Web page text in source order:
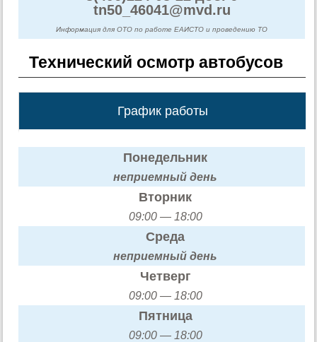
tn50_46041@mvd.ru
Информация для ОТО по работе ЕАИСТО и проведению ТО
Технический осмотр автобусов
График работы
Понедельник
неприемный день
Вторник
09:00 — 18:00
Среда
неприемный день
Четверг
09:00 — 18:00
Пятница
09:00 — 18:00